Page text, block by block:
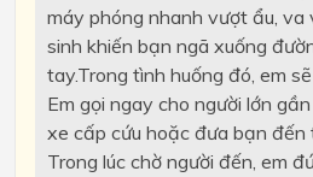
máy phóng nhanh vượt ẩu, va
sinh khiến bạn ngã xuống
tay.Trong tình huống đó, em sẽ
Em gọi ngay cho người lớn
xe cấp cứu hoặc đưa bạn đến
Trong lúc chờ người đến, em